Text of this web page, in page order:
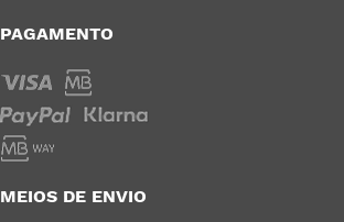
PAGAMENTO
MEIOS DE ENVIO